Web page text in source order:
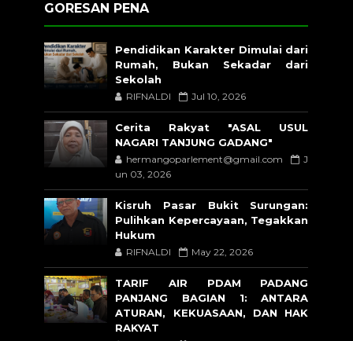
GORESAN PENA
Pendidikan Karakter Dimulai dari
Rumah, Bukan Sekadar dari
Sekolah
RIFNALDI Jul 10, 2026
Cerita Rakyat "ASAL USUL
NAGARI TANJUNG GADANG"
hermangoparlement@gmail.com
J
un 03, 2026
Kisruh Pasar Bukit Surungan:
Pulihkan Kepercayaan, Tegakkan
Hukum
RIFNALDI May 22, 2026
TARIF AIR PDAM PADANG
PANJANG BAGIAN 1: ANTARA
ATURAN, KEKUASAAN, DAN HAK
RAKYAT